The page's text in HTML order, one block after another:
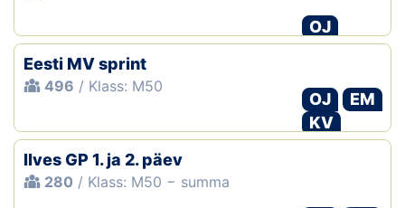
OJ
Eesti MV sprint
496 / Klass: M50
OJ
EM
KV
Ilves GP 1. ja 2. päev
280 / Klass: M50 − summa